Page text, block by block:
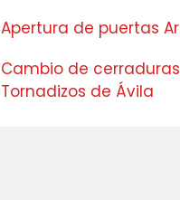
Apertura de puertas
Cambio de cerraduras
Tornadizos de Ávila